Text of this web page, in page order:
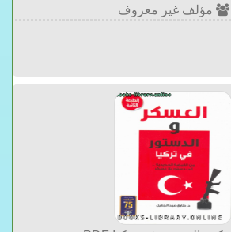
مؤلف غير معروف